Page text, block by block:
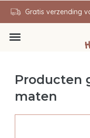
Gratis verzending
Producten
maten